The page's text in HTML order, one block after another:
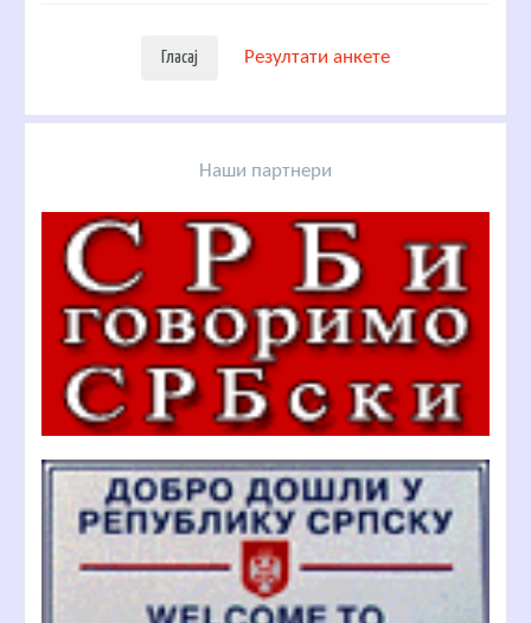
Резултати анкете
Наши партнери